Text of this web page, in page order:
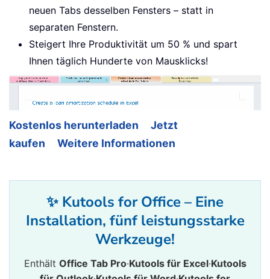
neuen Tabs desselben Fensters – statt in
separaten Fenstern.
Steigert Ihre Produktivität um 50 % und spart
Ihnen täglich Hunderte von Mausklicks!
Kostenlos herunterladen
Jetzt
kaufen
Weitere Informationen
✨ Kutools for Office – Eine
Installation, fünf leistungsstarke
Werkzeuge!
Enthält Office Tab Pro·Kutools für Excel·Kutools